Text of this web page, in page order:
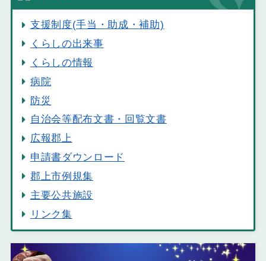
支援制度(手当・助成・補助)
くらしの出来事
くらしの情報
病院
防災
自治会等配布文書・回覧文書
広報郡上
申請書ダウンロード
郡上市例規集
主要公共施設
リンク集